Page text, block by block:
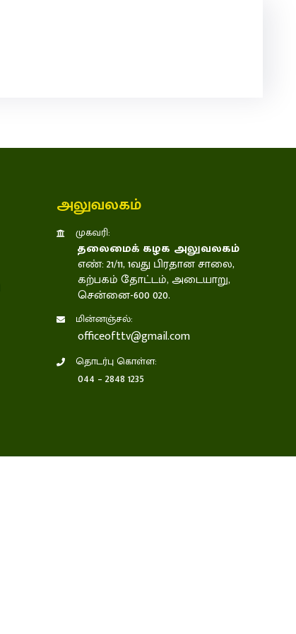
அலுவலகம்
முகவரி:
தலைமைக் கழக அலுவலகம்
எண்: 21/11, 1வது பிரதான சாலை,
கற்பகம் தோட்டம், அடையாறு,
சென்னை-600 020.
மின்னஞ்சல்:
officeofttv@gmail.com
தொடர்பு கொள்ள:
044 – 2848 1235